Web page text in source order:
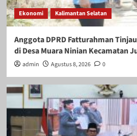
Ekonomi Kalimantan Selatan
Anggota DPRD Fatturahman
di Desa Muara Ninian Kecamatan
admin Agustus 8, 2026 0